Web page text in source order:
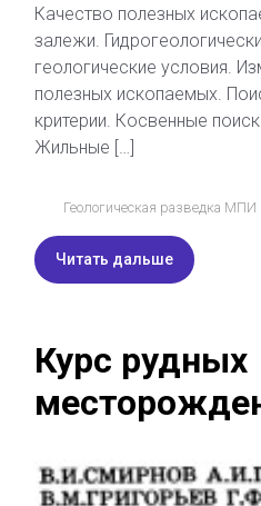
Качество полезных
залежи.
геологические условия.
полезных ископаемых.
критерии. Косвенные
Жильные […]
Геологическая разведка МПИ
Читать дальше
Курс рудных